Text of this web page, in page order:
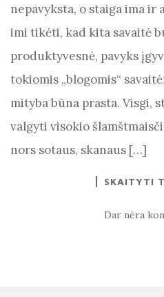
nepavyksta, o staiga ima ir
imi tikėti, kad kita savaitė
produktyvesnė, pavyks
tokiomis „blogomis“
mityba būna prasta. Visgi,
valgyti visokio
nors sotaus, skanaus […]
SKAITYTI
Dar nėra